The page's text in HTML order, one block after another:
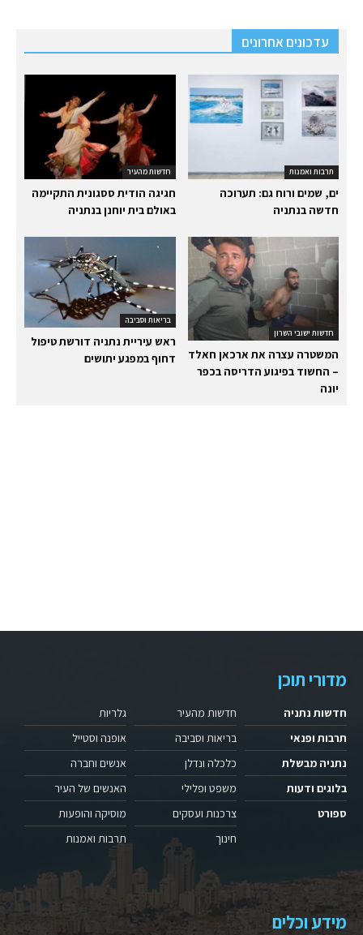
עדכונים אחרונים
חדשות מהעיר
חגיגה הודית ססגונית התקיימה
באולם בית יוחנן בנתניה
תרבות ואמנות
ים, שמים ורוח גם: תערוכה
חדשה בנתניה
בריאות וסביבה
ראש עיריית נתניה דורשת טיפול
דחוף במפגע יתושים
חדשות ישובי השרון
המשטרה עצרה את ארכאן חאלד
– החשוד בפיגוע הדריסה בכפר
יונה
מדורי תוכן
חדשות נתניה
תרבות ופנאי
נתניה מבשלת
בלוגים ודעות
ספורט
חדשות מהעיר
בריאות וסביבה
כלכלה ונדלן
משפט ופלילי
צרכנות ועסקים
חינוך
גלריות
אופנה וסטייל
אנשים וחברה
האנשים של העיר
מוסיקה והופעות
תרבות ואמנות
מידע וכלים